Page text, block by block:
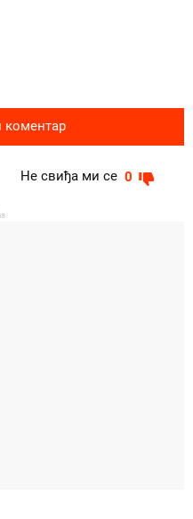
Не свиђа ми се 0